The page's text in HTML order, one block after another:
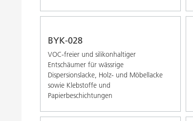
BYK-028
VOC-freier und silikonhaltiger
Entschäumer für wässrige
Dispersionslacke, Holz- und Möbellacke
sowie Klebstoffe und
Papierbeschichtungen